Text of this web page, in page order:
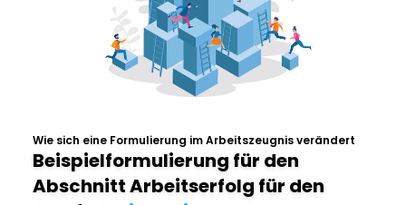
Wie sich eine Formulierung im Arbeitszeugnis verändert
Beispielformulierung für den
Abschnitt Arbeitserfolg für den